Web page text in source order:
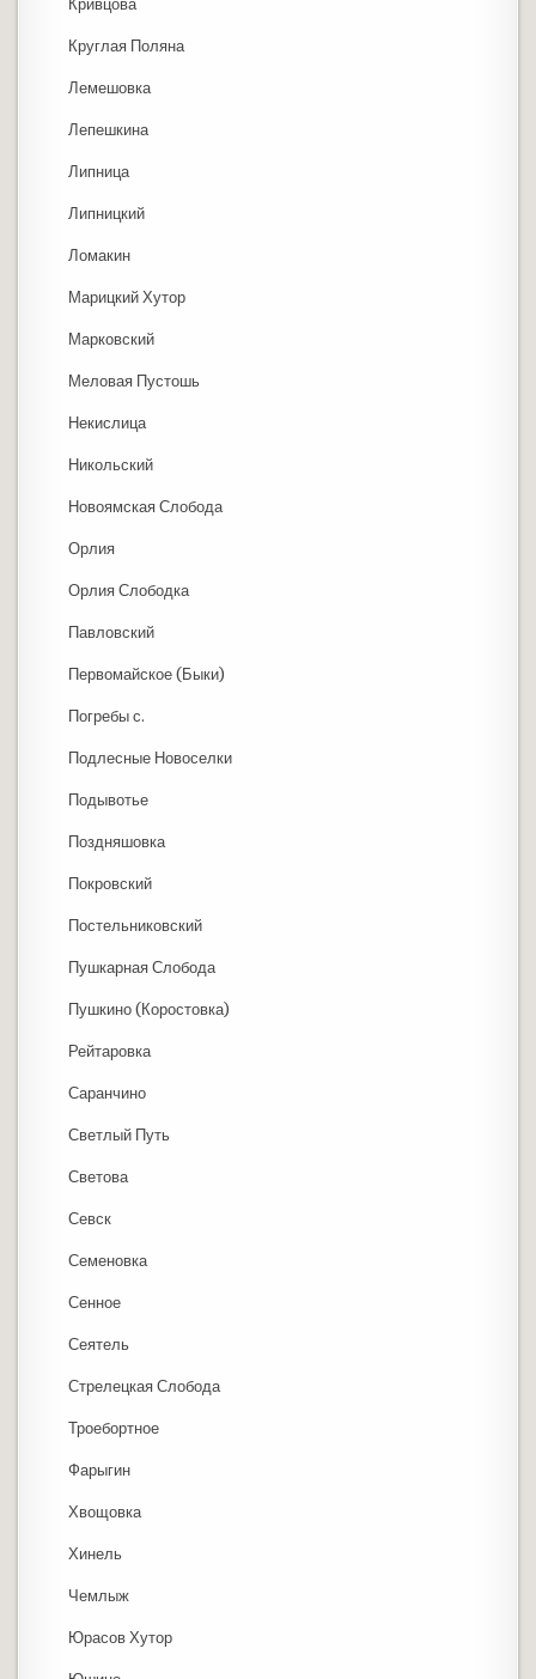
Кривцова
Круглая Поляна
Лемешовка
Лепешкина
Липница
Липницкий
Ломакин
Марицкий Хутор
Марковский
Меловая Пустошь
Некислица
Никольский
Новоямская Слобода
Орлия
Орлия Слободка
Павловский
Первомайское (Быки)
Погребы с.
Подлесные Новоселки
Подывотье
Поздняшовка
Покровский
Постельниковский
Пушкарная Слобода
Пушкино (Коростовка)
Рейтаровка
Саранчино
Светлый Путь
Светова
Севск
Семеновка
Сенное
Сеятель
Стрелецкая Слобода
Троебортное
Фарыгин
Хвощовка
Хинель
Чемлыж
Юрасов Хутор